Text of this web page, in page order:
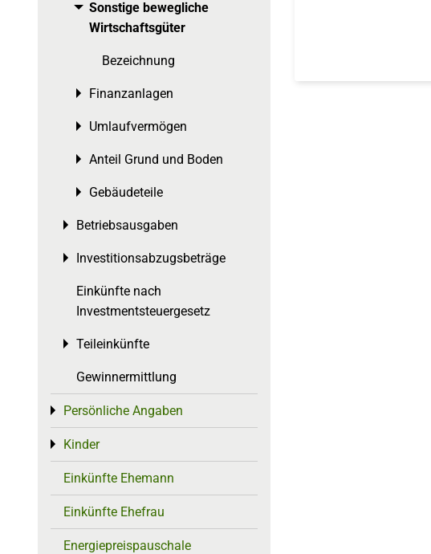
Sonstige bewegliche
Wirtschaftsgüter
Toggle menu
Bezeichnung
Finanzanlagen
Toggle menu
Umlaufvermögen
Toggle menu
Anteil Grund und Boden
Toggle menu
Gebäudeteile
Toggle menu
Betriebsausgaben
Toggle menu
Investitionsabzugsbeträge
Toggle menu
Einkünfte nach
Investmentsteuergesetz
Teileinkünfte
Toggle menu
Gewinnermittlung
Persönliche Angaben
Toggle menu
Kinder
Toggle menu
Einkünfte Ehemann
Einkünfte Ehefrau
Energiepreispauschale